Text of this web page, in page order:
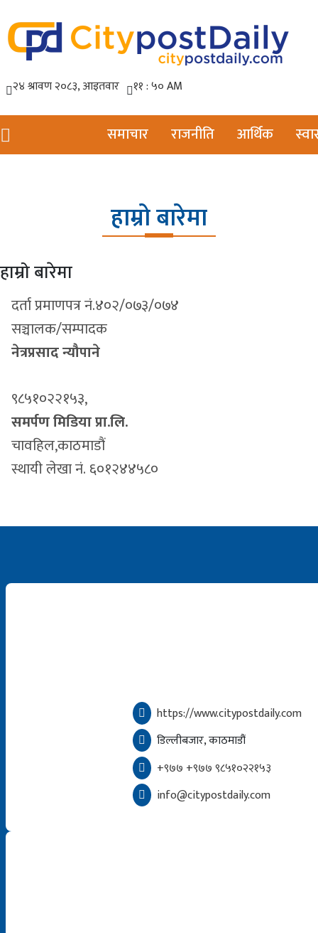
समाचार राजनीति आर्थिक
हाम्रो बारेमा
हाम्रो बारेमा
दर्ता प्रमाणपत्र नं.४०२/०७३/०७४
सञ्चालक/सम्पादक
नेत्रप्रसाद न्यौपाने
९८५१०२२१५३,
समर्पण मिडिया प्रा.लि.
चावहिल,काठमाडौं
स्थायी लेखा नं. ६०१२४४५८०
https://www.citypostdaily.com
डिल्लीबजार, काठमाडौं
+९७७ +९७७ ९८५१०२२१५३
info@citypostdaily.com